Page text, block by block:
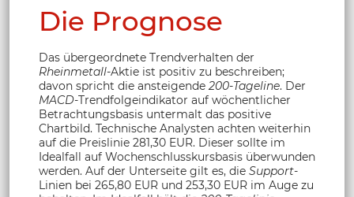
Die Prognose
Das übergeordnete Trendverhalten der
Rheinmetall-Aktie ist positiv zu beschreiben;
davon spricht die ansteigende 200-Tageline. Der
MACD-Trendfolgeindikator auf wöchentlicher
Betrachtungsbasis untermalt das positive
Chartbild. Technische Analysten achten weiterhin
auf die Preislinie 281,30 EUR. Dieser sollte im
Idealfall auf Wochenschlusskursbasis überwunden
werden. Auf der Unterseite gilt es, die Support-
Linien bei 265,80 EUR und 253,30 EUR im Auge zu